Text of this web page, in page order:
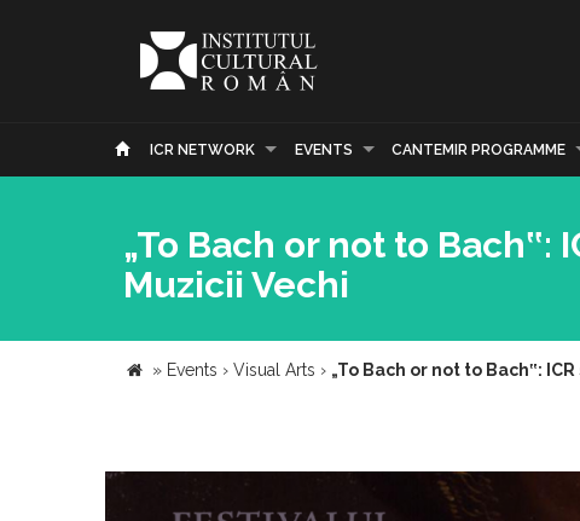
ICR NETWORK EVENTS CANTEMIR PROGRAMME
„To Bach or not to Bach‟:
Muzicii Vechi
» Events › Visual Arts › „To Bach or not to Bach‟: